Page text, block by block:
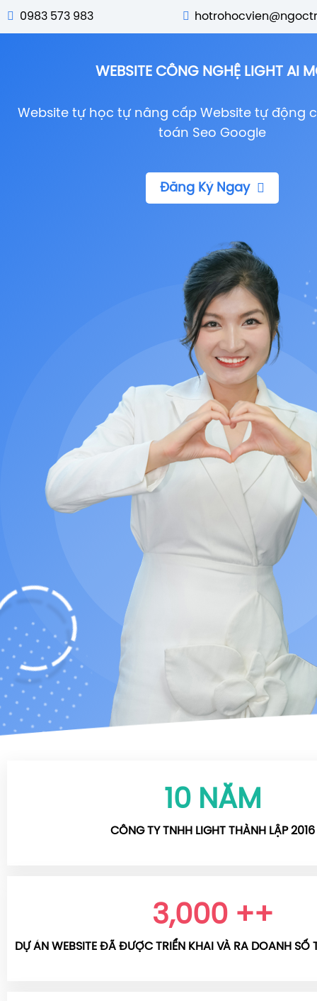
0983 573 983
WEBSITE CÔNG NGHỆ LIGHT AI
Website tự học tự nâng cấp Website tự động
toán Seo Google
Đăng Ký Ngay
10 NĂM
CÔNG TY TNHH LIGHT THÀNH LẬP 2016
3,000 ++
DỰ ÁN WEBSITE ĐÃ ĐƯỢC TRIỂN KHAI VÀ RA DOANH SỐ